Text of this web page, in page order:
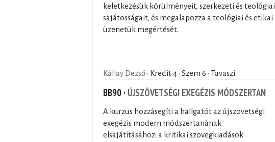
keletkezésük körülményeit, szerkezeti és teológiai
sajátosságait, és megalapozza a teológiai és etikai
üzenetük megértését.
Kállay Dezső· Kredit 4 · Szem 6 · Tavaszi
BB90 · ÚJSZÖVETSÉGI EXEGÉZIS MÓDSZERTAN
A kurzus hozzásegíti a hallgatót az újszövetségi
exegézis modern módszertanának
elsajátításához: a kritikai szövegkiadások